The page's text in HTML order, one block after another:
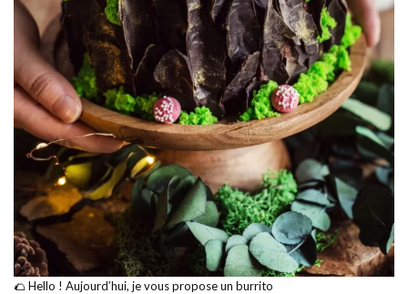
🌮 Hello ! Aujourd’hui, je vous propose un burrito